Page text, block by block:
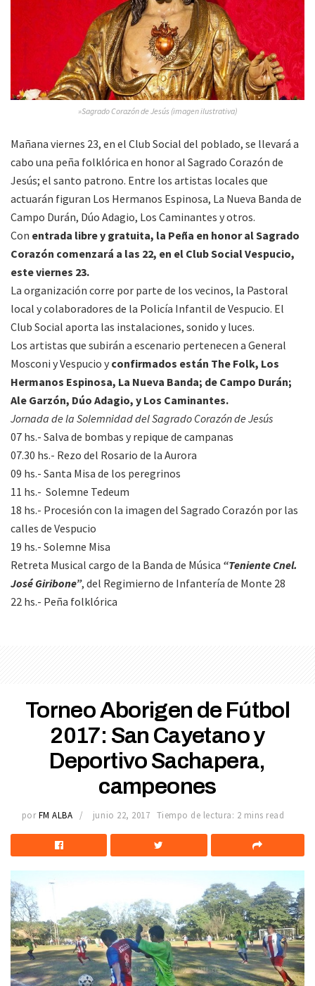
»Sagrado Corazón de Jesús (imagen ilustrativa)
Mañana viernes 23, en el Club Social del poblado, se llevará a
cabo una peña folklórica en honor al Sagrado Corazón de
Jesús; el santo patrono. Entre los artistas locales que
actuarán figuran Los Hermanos Espinosa, La Nueva Banda de
Campo Durán, Dúo Adagio, Los Caminantes y otros.
Con entrada libre y gratuita, la Peña en honor al Sagrado
Corazón comenzará a las 22, en el Club Social Vespucio,
este viernes 23.
La organización corre por parte de los vecinos, la Pastoral
local y colaboradores de la Policía Infantil de Vespucio. El
Club Social aporta las instalaciones, sonido y luces.
Los artistas que subirán a escenario pertenecen a General
Mosconi y Vespucio y confirmados están The Folk, Los
Hermanos Espinosa, La Nueva Banda; de Campo Durán;
Ale Garzón, Dúo Adagio, y Los Caminantes.
Jornada de la Solemnidad del Sagrado Corazón de Jesús
07 hs.- Salva de bombas y repique de campanas
07.30 hs.- Rezo del Rosario de la Aurora
09 hs.- Santa Misa de los peregrinos
11 hs.- Solemne Tedeum
18 hs.- Procesión con la imagen del Sagrado Corazón por las
calles de Vespucio
19 hs.- Solemne Misa
Retreta Musical cargo de la Banda de Música “Teniente Cnel.
José Giribone”, del Regimierno de Infantería de Monte 28
22 hs.- Peña folklórica
Torneo Aborigen de Fútbol
2017: San Cayetano y
Deportivo Sachapera,
campeones
por FM ALBA junio 22, 2017 Tiempo de lectura: 2 mins read